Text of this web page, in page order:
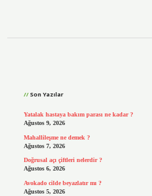
Son Yazılar
Yatalak hastaya bakım parası ne kadar ?
Ağustos 9, 2026
Mahallileşme ne demek ?
Ağustos 7, 2026
Doğrusal açı çiftleri nelerdir ?
Ağustos 6, 2026
Avokado cilde beyazlatır mı ?
Ağustos 5, 2026